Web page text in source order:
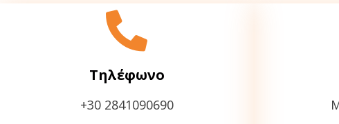
Τηλέφωνο
+30 2841090690